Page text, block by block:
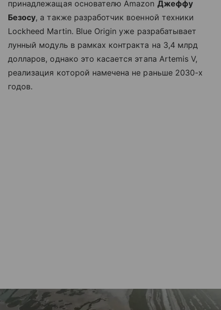
принадлежащая основателю Amazon Джеффу
Безосу, а также разработчик военной техники
Lockheed Martin. Blue Origin уже разрабатывает
лунный модуль в рамках контракта на 3,4 млрд
долларов, однако это касается этапа Artemis V,
реализация которой намечена не раньше 2030-х
годов.